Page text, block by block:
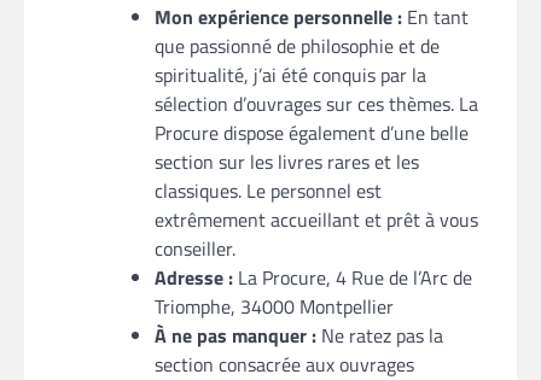
Mon expérience personnelle : En tant
que passionné de philosophie et de
spiritualité, j’ai été conquis par la
sélection d’ouvrages sur ces thèmes. La
Procure dispose également d’une belle
section sur les livres rares et les
classiques. Le personnel est
extrêmement accueillant et prêt à vous
conseiller.
Adresse : La Procure, 4 Rue de l’Arc de
Triomphe, 34000 Montpellier
À ne pas manquer : Ne ratez pas la
section consacrée aux ouvrages